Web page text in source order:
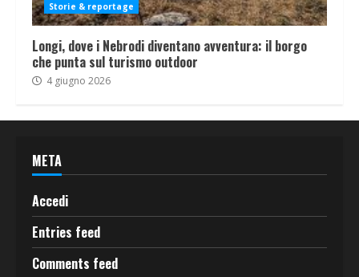
Storie & reportage
Longi, dove i Nebrodi diventano avventura: il borgo
che punta sul turismo outdoor
4 giugno 2026
META
Accedi
Entries feed
Comments feed